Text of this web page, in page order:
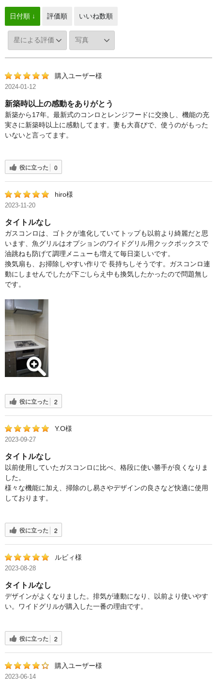
日付順 ↓ 評価順 いいね数順
購入ユーザー様
2024-01-12
新築時以上の感動をありがとう
新築から17年。最新式のコンロとレンジフードに交換し、機能の充
実さに新築時以上に感動してます。妻も大喜びで、使うのがもった
いないと言ってます。
役に立った 0
hiro様
2023-11-20
タイトルなし
ガスコンロは、ゴトクが進化していてトップも以前より綺麗だと思
います、魚グリルはオプションのワイドグリル用クックボックスで
油跳ねも防げて調理メニューも増えて毎日楽しいです。
換気扇も、お掃除しやすい作りで 長持ちしそうです。ガスコンロ連
動にしませんでしたが下ごしらえ中も換気したかったので問題無し
です。
役に立った 2
Y.O様
2023-09-27
タイトルなし
以前使用していたガスコンロに比べ、格段に使い勝手が良くなりま
した。
様々な機能に加え、掃除のし易さやデザインの良さなど快適に使用
しております。
役に立った 2
ルビィ様
2023-08-28
タイトルなし
デザインがよくなりました。排気が連動になり、以前より使いやす
い。ワイドグリルが購入した一番の理由です。
役に立った 2
購入ユーザー様
2023-06-14